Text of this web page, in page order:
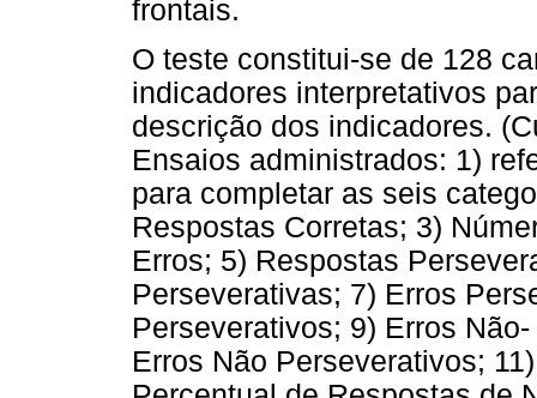
frontais.
O teste constitui-se de 128
indicadores interpretativos
descrição dos indicadores.
Ensaios administrados: 1)
para completar as seis
Respostas Corretas; 3)
Erros; 5) Respostas
Perseverativas; 7) Erros
Perseverativos; 9) Erros
Erros Não Perseverativos;